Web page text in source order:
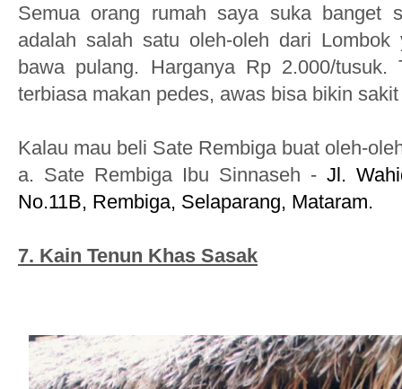
Semua orang rumah saya suka banget
adalah salah satu oleh-oleh dari Lombok
bawa pulang. Harganya Rp 2.000/tusuk.
terbiasa makan pedes, awas bisa bikin
Kalau mau beli Sate Rembiga buat oleh-
a. Sate Rembiga Ibu Sinnaseh - Jl.
No.11B, Rembiga, Selaparang, Mataram.
7. Kain Tenun Khas Sasak